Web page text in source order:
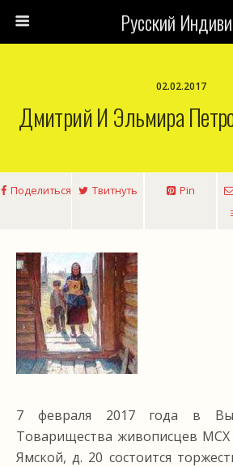
Русский
02.02.2017
Дмитрий И Эльмира
Поделиться Твитнуть Pin
7 февраля 2017 года в
Товарищества живописцев МСХ
Ямской, д. 20 состоится